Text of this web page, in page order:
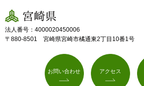
宮崎県
法人番号：4000020450006
〒880-8501 宮崎県宮崎市橘通東2丁目10番1号
お問い合わせ アクセス